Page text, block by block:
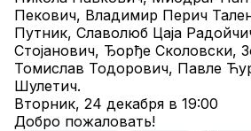
Пекович, Владимир Перич
Путник, Славолюб Цаја
Стојанович, Ђорђе Сколовски,
Томислав Тодорович, Павле
Шулетич.
Вторник, 24 декабря в 19:00
Добро пожаловать!